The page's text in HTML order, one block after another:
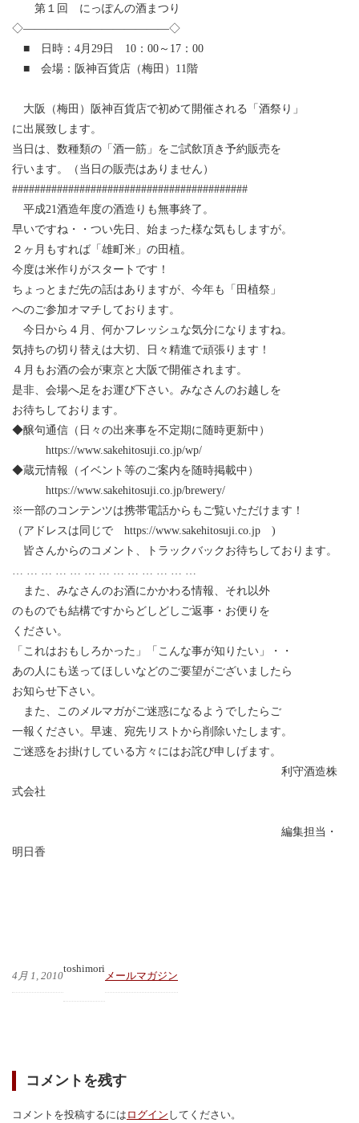
第１回 にっぽんの酒まつり
◇—————————————◇
■ 日時：4月29日 10：00～17：00
■ 会場：阪神百貨店（梅田）11階
大阪（梅田）阪神百貨店で初めて開催される「酒祭り」
に出展致します。
当日は、数種類の「酒一筋」をご試飲頂き予約販売を
行います。（当日の販売はありません）
##########################################
平成21酒造年度の酒造りも無事終了。
早いですね・・つい先日、始まった様な気もしますが。
２ヶ月もすれば「雄町米」の田植。
今度は米作りがスタートです！
ちょっとまだ先の話はありますが、今年も「田植祭」
へのご参加オマチしております。
今日から４月、何かフレッシュな気分になりますね。
気持ちの切り替えは大切、日々精進で頑張ります！
４月もお酒の会が東京と大阪で開催されます。
是非、会場へ足をお運び下さい。みなさんのお越しを
お待ちしております。
◆醸句通信（日々の出来事を不定期に随時更新中）
https://www.sakehitosuji.co.jp/wp/
◆蔵元情報（イベント等のご案内を随時掲載中）
https://www.sakehitosuji.co.jp/brewery/
※一部のコンテンツは携帯電話からもご覧いただけます！
（アドレスは同じで https://www.sakehitosuji.co.jp )
皆さんからのコメント、トラックバックお待ちしております。
また、みなさんのお酒にかかわる情報、それ以外
のものでも結構ですからどしどしご返事・お便りを
ください。
「これはおもしろかった」「こんな事が知りたい」・・
あの人にも送ってほしいなどのご要望がございましたら
お知らせ下さい。
また、このメルマガがご迷惑になるようでしたらご
一報ください。早速、宛先リストから削除いたします。
ご迷惑をお掛けしている方々にはお詫び申しげます。
利守酒造株
式会社
編集担当・
明日香
4月 1, 2010
toshimori
メールマガジン
コメントを残す
コメントを投稿するには ログイン してください。